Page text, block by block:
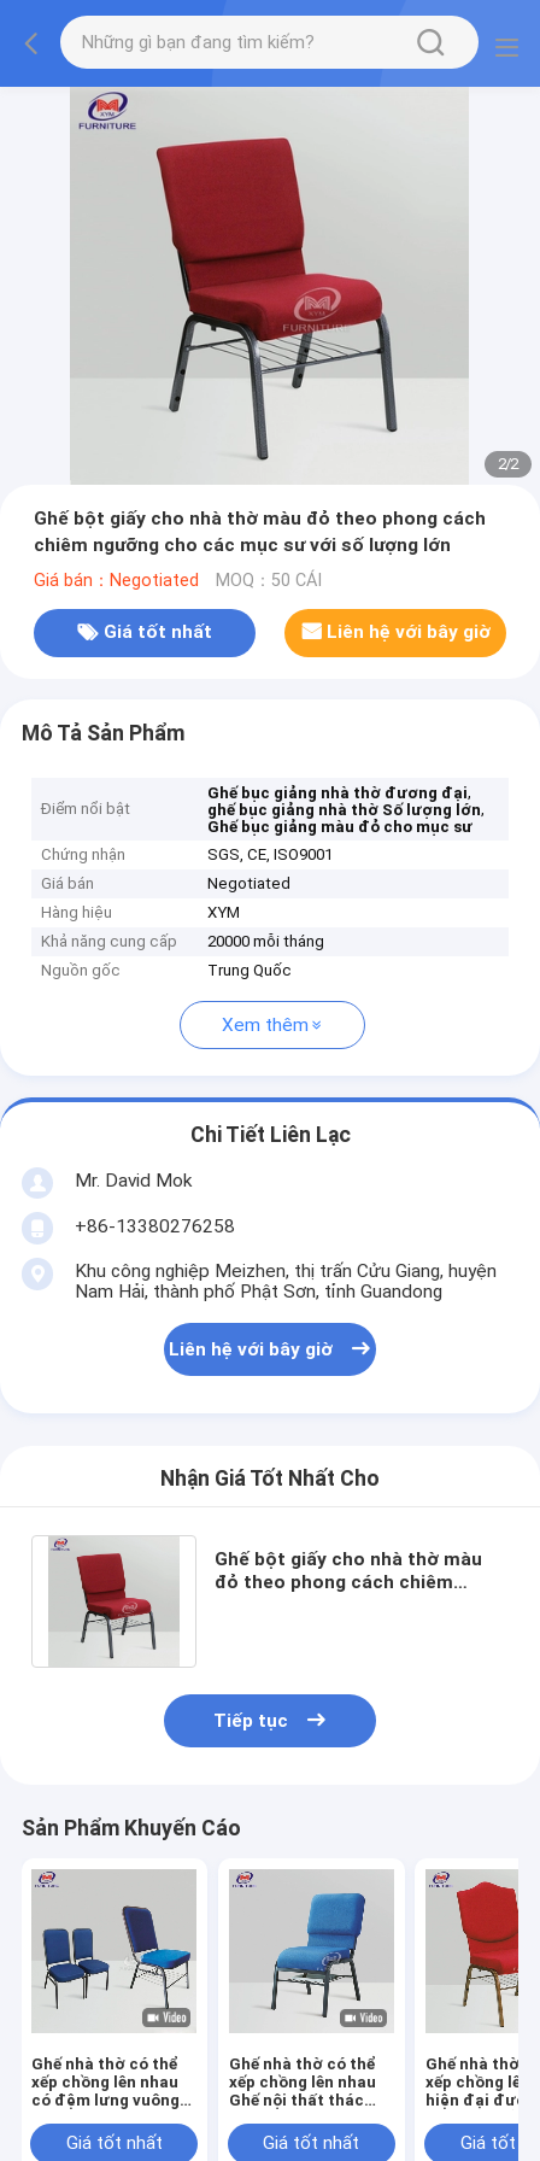
2/2
Ghế bột giấy cho nhà thờ màu đỏ theo phong cách
chiêm ngưỡng cho các mục sư với số lượng lớn
Giá bán：Negotiated MOQ：50 CÁI
Giá tốt nhất Liên hệ với bây giờ
Mô Tả Sản Phẩm
Điểm nổi bật
Ghế bục giảng nhà thờ đương đại,
ghế bục giảng nhà thờ Số lượng lớn,
Ghế bục giảng màu đỏ cho mục sư
Chứng nhận
SGS, CE, ISO9001
Giá bán
Negotiated
Hàng hiệu
XYM
Khả năng cung cấp
20000 mỗi tháng
Nguồn gốc
Trung Quốc
Xem thêm
Chi Tiết Liên Lạc
Mr. David Mok
+86-13380276258
Khu công nghiệp Meizhen, thị trấn Cửu Giang, huyện
Nam Hải, thành phố Phật Sơn, tỉnh Guandong
Liên hệ với bây giờ
Nhận Giá Tốt Nhất Cho
Ghế bột giấy cho nhà thờ màu
đỏ theo phong cách chiêm
Tiếp tục
Sản Phẩm Khuyến Cáo
Ghế nhà thờ có thể
xếp chồng lên nhau
có đệm lưng vuông
Giá tốt nhất
Ghế nhà thờ có thể
xếp chồng lên nhau
Ghế nội thất thác
Giá tốt nhất
Ghế nhà thờ
xếp chồng lên
hiện đại được
Giá tốt